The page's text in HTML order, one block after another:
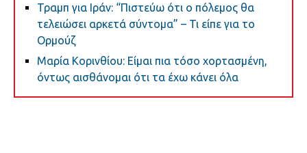
Τραμπ για Ιράν: “Πιστεύω ότι ο πόλεμος θα
τελειώσει αρκετά σύντομα” – Τι είπε για το
Ορμούζ
Μαρία Κορινθίου: Είμαι πια τόσο χορτασμένη,
όντως αισθάνομαι ότι τα έχω κάνει όλα